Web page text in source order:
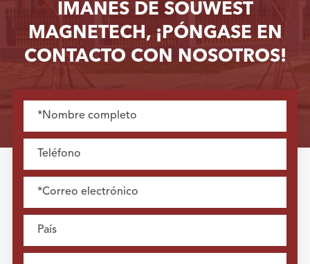
IMANES DE SOUWEST
MAGNETECH, ¡PÓNGASE EN
CONTACTO CON NOSOTROS!